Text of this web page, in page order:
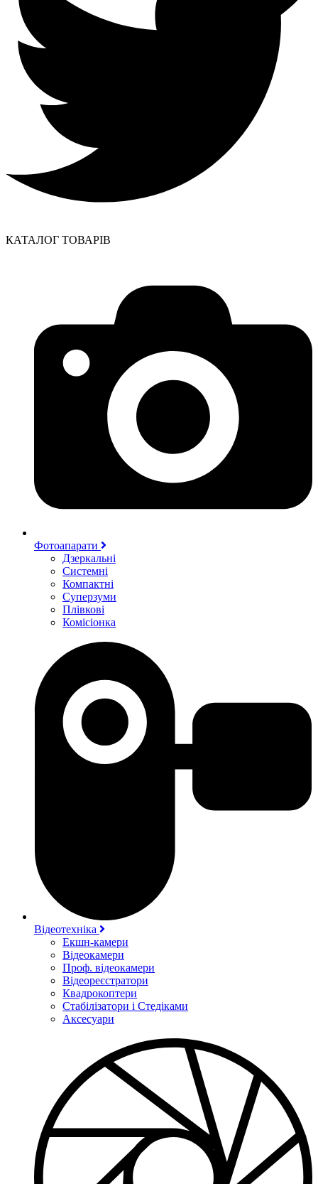
КАТАЛОГ ТОВАРІВ
Фотоапарати
Дзеркальні
Системні
Компактні
Суперзуми
Плівкові
Комісіонка
Відеотехніка
Екшн-камери
Відеокамери
Проф. відеокамери
Відеореєстратори
Квадрокоптери
Стабілізатори і Стедіками
Аксесуари